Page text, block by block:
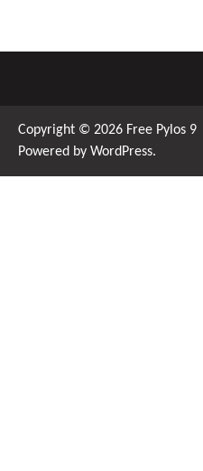
Copyright © 2026 Free Pylos 9
Powered by WordPress.